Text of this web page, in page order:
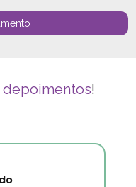
!